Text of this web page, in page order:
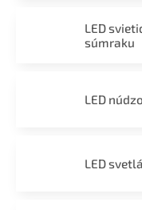
LED
súmraku
LED
LED